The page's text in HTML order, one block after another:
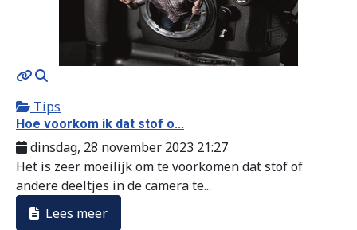
MOD_JTCS_VIEW_ARTICLE_LINK
Tips
Hoe voorkom ik dat stof o...
dinsdag, 28 november 2023 21:27
Het is zeer moeilijk om te voorkomen dat stof of
andere deeltjes in de camera te...
Lees meer